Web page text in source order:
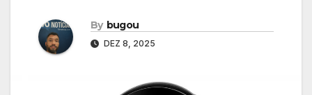
By bugou
DEZ 8, 2025